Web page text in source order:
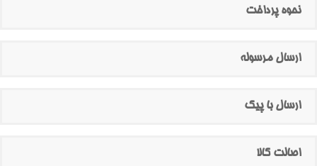
نحوه پرداخت
ارسال مرسوله
ارسال با پیک
اصالت کالا